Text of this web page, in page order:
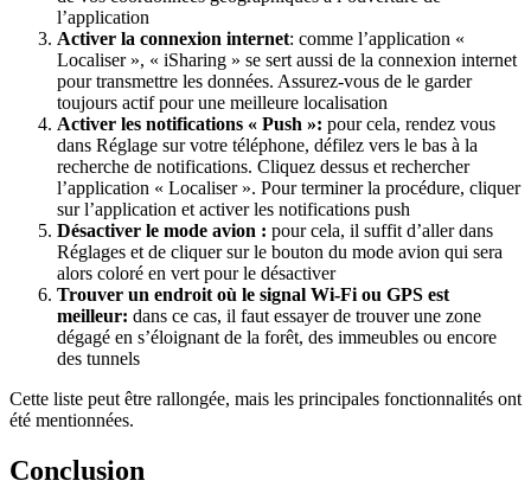
l’application
Activer la connexion internet: comme l’application «
Localiser », « iSharing » se sert aussi de la connexion internet
pour transmettre les données. Assurez-vous de le garder
toujours actif pour une meilleure localisation
Activer les notifications « Push »: pour cela, rendez vous
dans Réglage sur votre téléphone, défilez vers le bas à la
recherche de notifications. Cliquez dessus et rechercher
l’application « Localiser ». Pour terminer la procédure, cliquer
sur l’application et activer les notifications push
Désactiver le mode avion : pour cela, il suffit d’aller dans
Réglages et de cliquer sur le bouton du mode avion qui sera
alors coloré en vert pour le désactiver
Trouver un endroit où le signal Wi-Fi ou GPS est
meilleur: dans ce cas, il faut essayer de trouver une zone
dégagé en s’éloignant de la forêt, des immeubles ou encore
des tunnels
Cette liste peut être rallongée, mais les principales fonctionnalités ont
été mentionnées.
Conclusion